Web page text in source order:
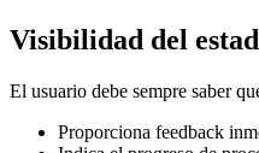
Visibilidad del
El usuario debe sempre saber
Proporciona feedback